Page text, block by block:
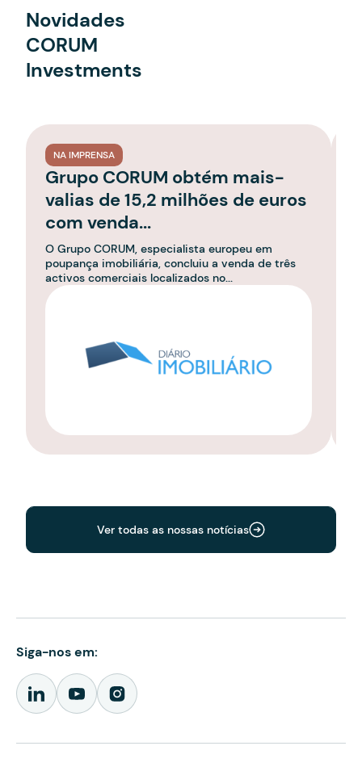
Novidades
CORUM
Investments
Ver todas as nossas notícias
NA IMPRENSA
Grupo CORUM obtém mais-
valias de 15,2 milhões de euros
com venda...
O Grupo CORUM, especialista europeu em
poupança imobiliária, concluiu a venda de três
activos comerciais localizados no...
Siga-nos em: